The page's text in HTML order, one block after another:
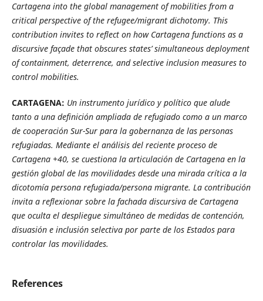
Cartagena into the global management of mobilities from a
critical perspective of the refugee/migrant dichotomy. This
contribution invites to reflect on how Cartagena functions as a
discursive façade that obscures states’ simultaneous deployment
of containment, deterrence, and selective inclusion measures to
control mobilities.
CARTAGENA: Un instrumento jurídico y político que alude
tanto a una definición ampliada de refugiado como a un marco
de cooperación Sur-Sur para la gobernanza de las personas
refugiadas. Mediante el análisis del reciente proceso de
Cartagena +40, se cuestiona la articulación de Cartagena en la
gestión global de las movilidades desde una mirada crítica a la
dicotomía persona refugiada/persona migrante. La contribución
invita a reflexionar sobre la fachada discursiva de Cartagena
que oculta el despliegue simultáneo de medidas de contención,
disuasión e inclusión selectiva por parte de los Estados para
controlar las movilidades.
References